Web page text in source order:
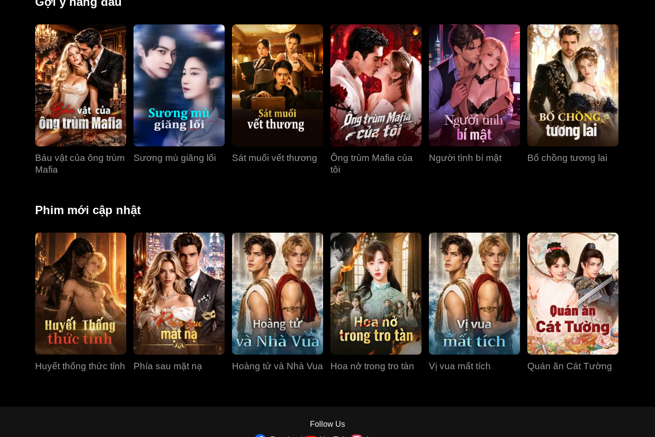
Tập 34 Tập 35 Tập 36
Tập 37 Tập 38 Tập 39
Tập 40
Báu vật của ông trùm
Mafia
Sương mù giăng lối Sát muối vết thương
Ông trùm Mafia của
tôi
Người tình bí mật Bố chồng tương lai
Phim mới cập nhật
Huyết thống thức tỉnh Phía sau mặt nạ Hoàng tử và Nhà Vua Hoa nở trong tro tàn Vị vua mất tích Quán ăn Cát Tường
Follow Us